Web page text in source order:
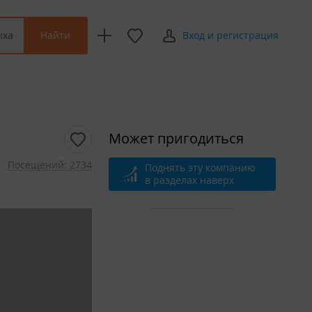
Найти Вход и регистрация
Посещений: 2734
Может пригодиться
Поднять эту компанию
в разделах наверх